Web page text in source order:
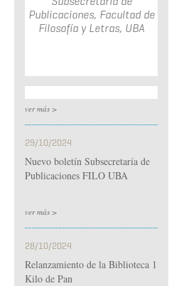
Publicaciones, Facultad de
Filosofía y Letras, UBA
ver más >
29/10/2024
Nuevo boletín Subsecretaría de
Publicaciones FILO UBA
ver más >
28/10/2024
Relanzamiento de la Biblioteca 1
Kilo de Pan